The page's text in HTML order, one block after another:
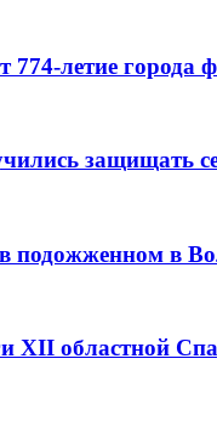
летие города
защищать
в
XII областной